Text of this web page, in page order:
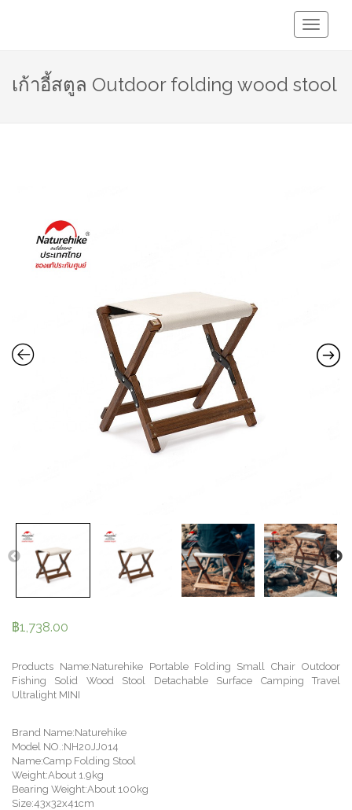
Toggle
เก้าอี้สตูล Outdoor folding wood stool
฿1,738.00
Products Name:Naturehike Portable Folding Small Chair Outdoor
Fishing Solid Wood Stool Detachable Surface Camping Travel
Ultralight MINI
Brand Name:Naturehike
Model NO.:NH20JJ014
Name:Camp Folding Stool
Weight:About 1.9kg
Bearing Weight:About 100kg
Size:43x32x41cm